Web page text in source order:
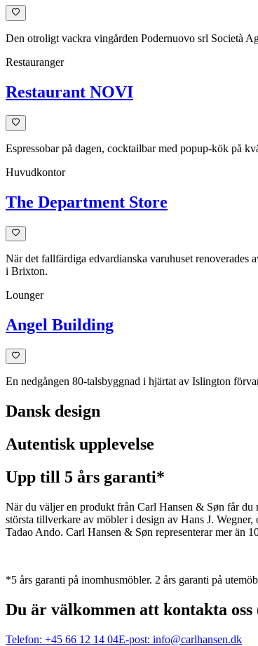
Den otroligt vackra vingården Podernuovo srl Società
Restauranger
Restaurant NOVI
Espressobar på dagen, cocktailbar med popup-kök på
Huvudkontor
The Department Store
När det fallfärdiga edvardianska varuhuset renoverades
i Brixton.
Lounger
Angel Building
En nedgången 80-talsbyggnad i hjärtat av Islington
Dansk design
Autentisk upplevelse
Upp till 5 års garanti*
När du väljer en produkt från Carl Hansen & Søn får du
största tillverkare av möbler i design av Hans J.
Tadao Ando. Carl Hansen & Søn representerar mer än
*5 års garanti på inomhusmöbler. 2 års garanti på
Du är välkommen att kontakta
Telefon: +45 66 12 14 04E-post: info@carlhansen.dk